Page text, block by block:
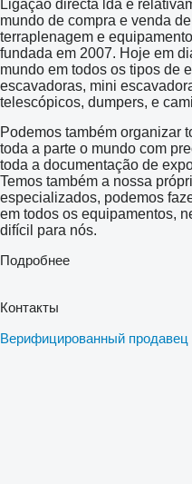
Ligação directa lda é
mundo de compra e venda
terraplenagem e
fundada em 2007. Hoje em
mundo em todos os tipos de
escavadoras, mini
telescópicos, dumpers, e
Podemos também organizar
toda a parte o mundo com
toda a documentação de
Temos também a nossa
especializados, podemos
em todos os equipamentos,
difícil para nós.
Подробнее
Контакты
Верифицированный продавец